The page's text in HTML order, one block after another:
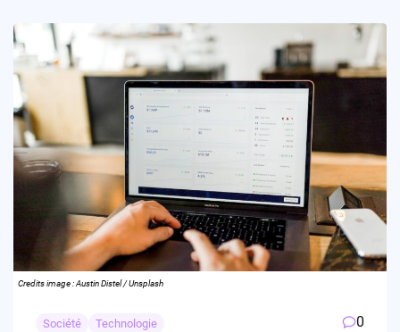
Credits image : Austin Distel / Unsplash
Société Technologie 0